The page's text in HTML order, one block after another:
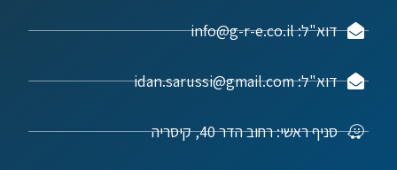
דוא"ל: info@g-r-e.co.il
דוא"ל: idan.sarussi@gmail.com
סניף ראשי: רחוב הדר 40, קיסריה